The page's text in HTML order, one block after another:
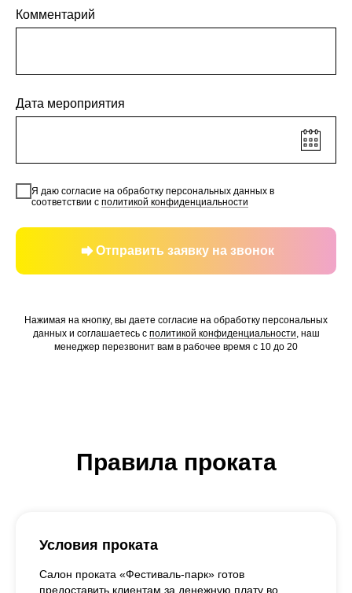
Комментарий
Дата мероприятия
Я даю согласие на обработку персональных данных в
соответствии с политикой конфиденциальности
Отправить заявку на звонок
Нажимая на кнопку, вы даете согласие на обработку персональных
данных и соглашаетесь c политикой конфиденциальности, наш
менеджер перезвонит вам в рабочее время с 10 до 20
Правила проката
Условия проката
Салон проката «Фестиваль-парк» готов
предоставить клиентам за денежную плату во